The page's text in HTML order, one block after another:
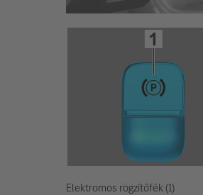
Elektromos rögzítőfék (1)